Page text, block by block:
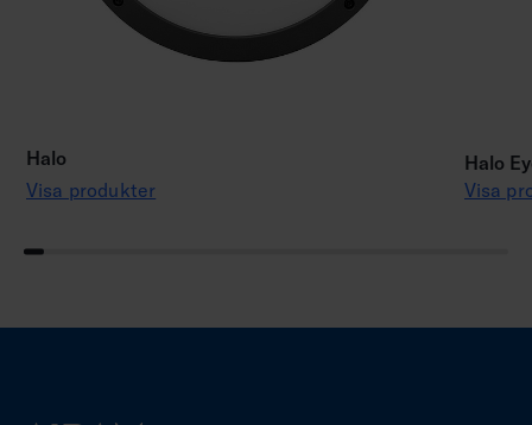
Halo
Visa produkter
Halo
Visa